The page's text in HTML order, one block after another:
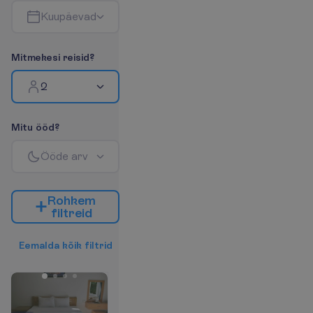
Kuupäevad
Mitmekesi reisid?
2
Mitu ööd?
Ööde arv
Rohkem
filtreid
Eemalda kõik filtrid